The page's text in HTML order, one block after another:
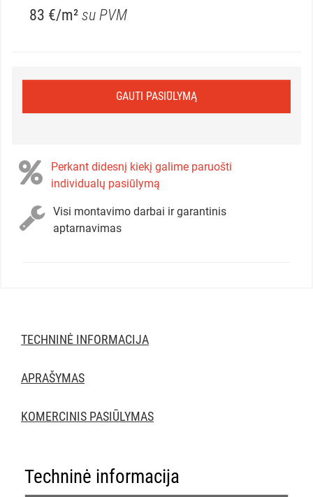
83 €/m² su PVM
GAUTI PASIŪLYMĄ
Perkant didesnį kiekį galime paruošti
individualų pasiūlymą
Visi montavimo darbai ir garantinis
aptarnavimas
TECHNINĖ INFORMACIJA
APRAŠYMAS
KOMERCINIS PASIŪLYMAS
Techninė informacija